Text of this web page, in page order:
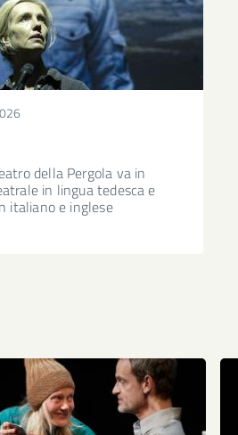
della Pergola va in
in lingua tedesca e
italiano e inglese